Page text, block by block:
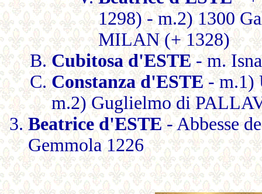
1298) - m.2) 1300
MILAN (+ 1328)
Cubitosa d'ESTE- m.
Constanza d'ESTE - m.1)
m.2) Guglielmo di
Beatrice d'ESTE - Abbesse
Gemmola 1226